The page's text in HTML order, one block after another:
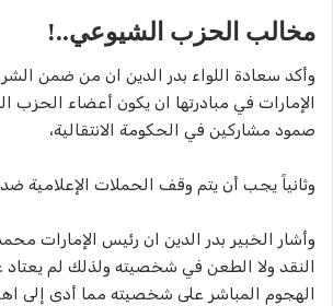
مخالب الحزب الشيوعي..!
وأكد سعادة اللواء بدر الدين ان من ضمن
الإمارات في مبادرتها ان يكون أعضاء
صمود مشاركين في الحكومة الانتقالية،
وثانياً يجب أن يتم وقف الحملات الإعلامية ضد
وأشار الخبير بدر الدين ان رئيس الإمارات
النقد ولا الطعن في شخصيته ولذلك لم يعتاد
الهجوم المباشر على شخصيته مما أدى إلى